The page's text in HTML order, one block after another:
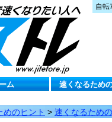
自転
ム 速くなるため
めのヒント > 速くなるため